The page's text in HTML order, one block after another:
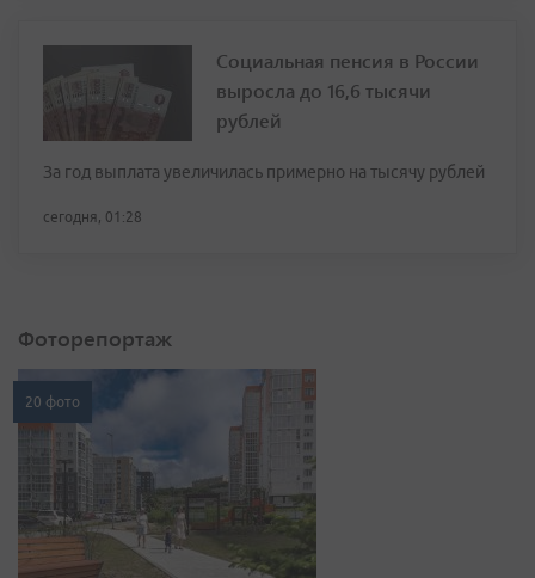
Социальная пенсия в России
выросла до 16,6 тысячи
рублей
За год выплата увеличилась примерно на тысячу рублей
сегодня, 01:28
Фоторепортаж
20 фото